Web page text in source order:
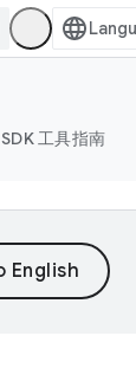
SDK 工具指南